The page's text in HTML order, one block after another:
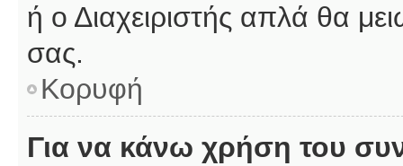
ή ο Διαχειριστής απλά θα
σας.
Κορυφή
Για να κάνω χρήση του